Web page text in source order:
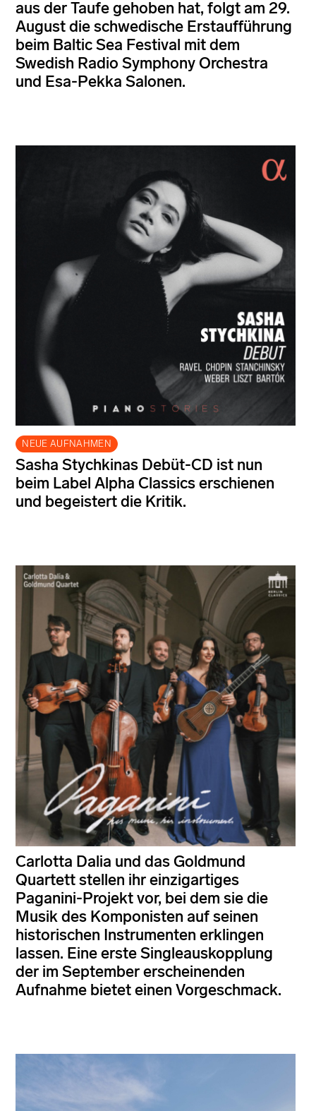
aus der Taufe gehoben hat, folgt am 29.
August die schwedische Erstaufführung
beim Baltic Sea Festival mit dem
Swedish Radio Symphony Orchestra
und Esa-Pekka Salonen.
NEUE AUFNAHMEN
Sasha Stychkinas Debüt-CD ist nun
beim Label Alpha Classics erschienen
und begeistert die Kritik.
Carlotta Dalia und das Goldmund
Quartett stellen ihr einzigartiges
Paganini-Projekt vor, bei dem sie die
Musik des Komponisten auf seinen
historischen Instrumenten erklingen
lassen. Eine erste Singleauskopplung
der im September erscheinenden
Aufnahme bietet einen Vorgeschmack.